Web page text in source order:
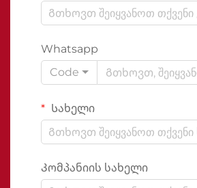
Whatsapp
Code
Სახელი
Კომპანიის სახელი